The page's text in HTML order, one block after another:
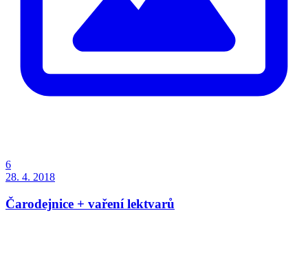
6
28. 4. 2018
Čarodejnice + vaření lektvarů